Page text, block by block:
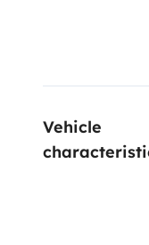
💬
van nous a
ravis
Vehicle